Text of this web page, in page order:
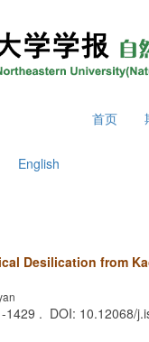
首页
English
Desilication from
1429 . DOI: 10.12068/